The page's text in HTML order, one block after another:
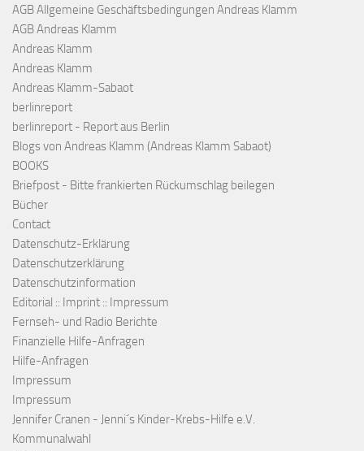
AGB Allgemeine Geschäftsbedingungen Andreas Klamm
AGB Andreas Klamm
Andreas Klamm
Andreas Klamm
Andreas Klamm-Sabaot
berlinreport
berlinreport - Report aus Berlin
Blogs von Andreas Klamm (Andreas Klamm Sabaot)
BOOKS
Briefpost - Bitte frankierten Rückumschlag beilegen
Bücher
Contact
Datenschutz-Erklärung
Datenschutzerklärung
Datenschutzinformation
Editorial :: Imprint :: Impressum
Fernseh- und Radio Berichte
Finanzielle Hilfe-Anfragen
Hilfe-Anfragen
Impressum
Impressum
Jennifer Cranen - Jenni´s Kinder-Krebs-Hilfe e.V.
Kommunalwahl